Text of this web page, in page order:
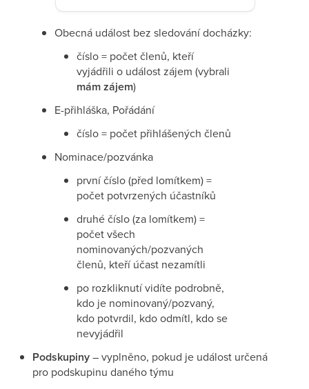
Obecná událost bez sledování docházky:
číslo = počet členů, kteří
vyjádřili o událost zájem (vybrali
mám zájem)
E-přihláška, Pořádání
číslo = počet přihlášených členů
Nominace/pozvánka
první číslo (před lomítkem) =
počet potvrzených účastníků
druhé číslo (za lomítkem) =
počet všech
nominovaných/pozvaných
členů, kteří účast nezamítli
po rozkliknutí vidíte podrobně,
kdo je nominovaný/pozvaný,
kdo potvrdil, kdo odmítl, kdo se
nevyjádřil
Podskupiny– vyplněno, pokud je událost určená
pro podskupinu daného týmu